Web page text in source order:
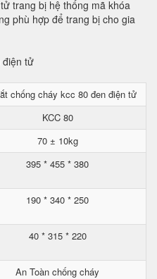
trang bị hệ thống mã khóa
phù hợp để trang bị cho gia
chống cháy kcc 80 đen điện tử
KCC 80
70 ± 10kg
395 * 455 * 380
190 * 340 * 250
40 * 315 * 220
An Toàn chống cháy